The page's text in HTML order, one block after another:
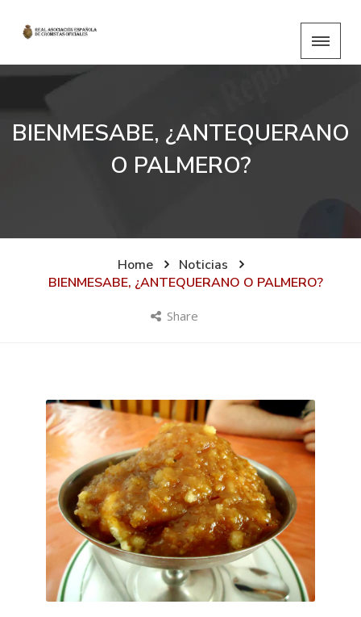
BIENMESABE, ¿ANTEQUERANO
O PALMERO?
Home
Noticias
BIENMESABE, ¿ANTEQUERANO O PALMERO?
Share